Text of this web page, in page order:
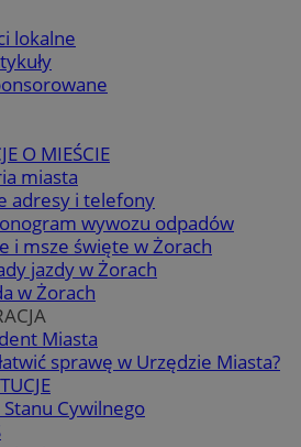
lokalne
O MIEŚCIE
miasta
adresy i telefony
wywozu odpadów
i msze święte w Żorach
jazdy w Żorach
w Żorach
Miasta
sprawę w Urzędzie Miasta?
Stanu Cywilnego